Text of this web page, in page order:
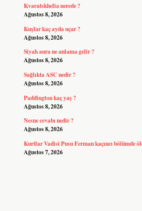
Kvaratskhelia nerede ?
Ağustos 8, 2026
Kuşlar kaç ayda uçar ?
Ağustos 8, 2026
Siyah aura ne anlama gelir ?
Ağustos 8, 2026
Sağlıkta ASC nedir ?
Ağustos 8, 2026
Paddington kaç yaş ?
Ağustos 8, 2026
Nesne cevabı nedir ?
Ağustos 8, 2026
Kurtlar Vadisi Pusu Ferman kaçıncı bölümde
Ağustos 7, 2026